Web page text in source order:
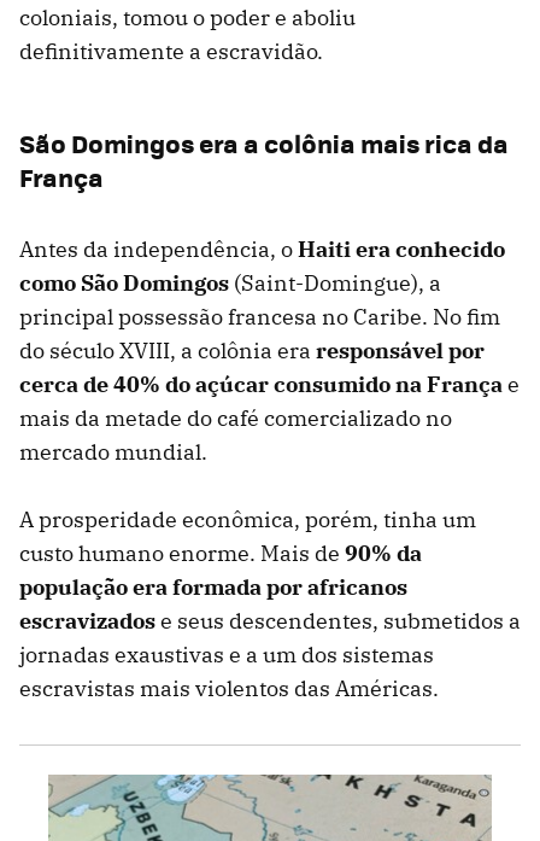
coloniais, tomou o poder e aboliu
definitivamente a escravidão.
São Domingos era a colônia mais rica da
França
Antes da independência, oHaiti era conhecido
como São Domingos (Saint-Domingue), a
principal possessão francesa no Caribe. No fim
do século XVIII, a colônia era responsável por
cerca de 40% do açúcar consumido na Françae
mais da metade do café comercializado no
mercado mundial.
A prosperidade econômica, porém, tinha um
custo humano enorme. Mais de 90% da
população era formada por africanos
escravizadose seus descendentes, submetidos a
jornadas exaustivas e a um dos sistemas
escravistas mais violentos das Américas.